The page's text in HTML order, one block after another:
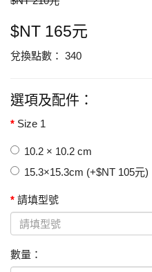
$NT 165元
兌換點數： 340
選項及配件：
Size 1
10.2 × 10.2 cm
15.3×15.3cm (+$NT 105元)
請填型號
數量：